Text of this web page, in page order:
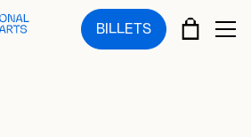
BILLETS PANIER